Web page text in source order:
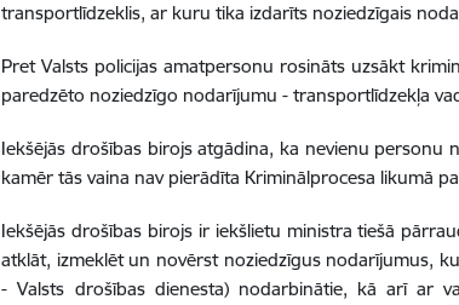
transportlīdzeklis, ar kuru tika izdarīts noziedzīgais
Pret Valsts policijas amatpersonu rosināts uzsākt
paredzēto noziedzīgo nodarījumu - transportlīdzekļa
Iekšējās drošības birojs atgādina, ka nevienu personu
kamēr tās vaina nav pierādīta Kriminālprocesa likumā
Iekšējās drošības birojs ir iekšlietu ministra tiešā
atklāt, izmeklēt un novērst noziedzīgus nodarījumus,
- Valsts drošības dienesta) nodarbinātie, kā arī ar